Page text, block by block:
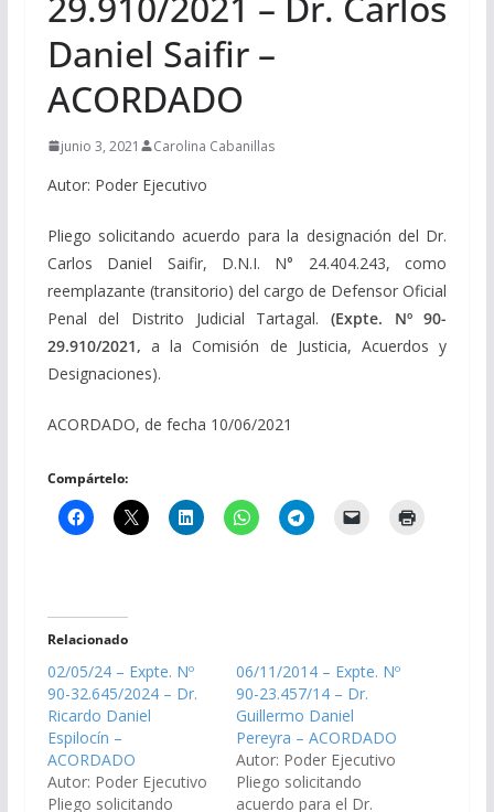
Daniel Saifir –
ACORDADO
junio 3, 2021 Carolina Cabanillas
Autor: Poder Ejecutivo
Pliego solicitando acuerdo para la designación del Dr.
Carlos Daniel Saifir, D.N.I. N° 24.404.243, como
reemplazante (transitorio) del cargo de Defensor Oficial
Penal del Distrito Judicial Tartagal. (Expte. Nº 90-
29.910/2021, a la Comisión de Justicia, Acuerdos y
Designaciones).
ACORDADO, de fecha 10/06/2021
Compártelo:
Relacionado
02/05/24 – Expte. Nº
90-32.645/2024 – Dr.
Ricardo Daniel
Espilocín –
ACORDADO
Autor: Poder Ejecutivo
Pliego solicitando
06/11/2014 – Expte. Nº
90-23.457/14 – Dr.
Guillermo Daniel
Pereyra – ACORDADO
Autor: Poder Ejecutivo
Pliego solicitando
acuerdo para el Dr.